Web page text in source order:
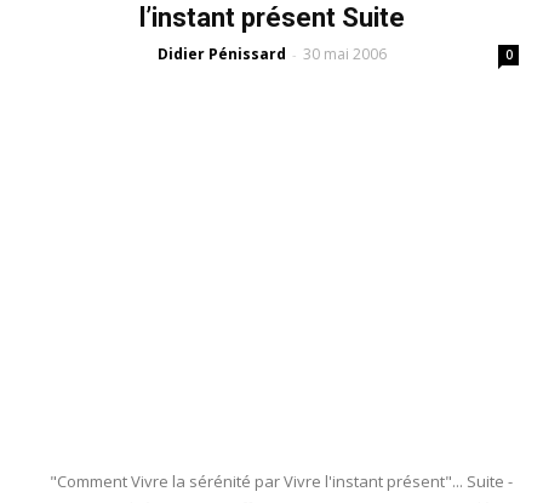
l’instant présent Suite
Didier Pénissard - 30 mai 2006 0
"Comment Vivre la sérénité par Vivre l'instant présent"... Suite -